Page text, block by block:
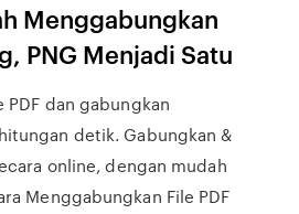
Menggabungkan
PNG Menjadi Satu
dan gabungkan
detik. Gabungkan &
online, dengan mudah
Menggabungkan File PDF